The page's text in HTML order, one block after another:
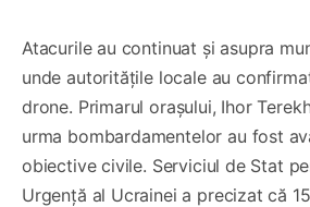
Atacurile au continuat și asupra
unde autoritățile locale au
drone. Primarul orașului, Ihor
urma bombardamentelor au fost
obiective civile. Serviciul de Stat
Urgență al Ucrainei a precizat că